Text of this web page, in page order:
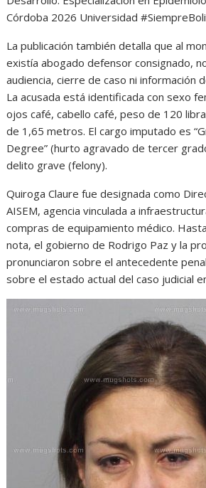
La publicación también detalla que al
existía abogado defensor consignado,
audiencia, cierre de caso ni información
La acusada está identificada con sexo
ojos café, cabello café, peso de 120
de 1,65 metros. El cargo imputado es
Degree” (hurto agravado de tercer
delito grave (felony).
Quiroga Claure fue designada como
AISEM, agencia vinculada a
compras de equipamiento médico.
nota, el gobierno de Rodrigo Paz y la
pronunciaron sobre el antecedente
sobre el estado actual del caso judicial